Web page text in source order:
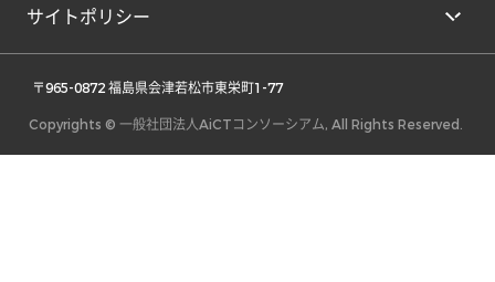
サイトポリシー
〒965-0872 福島県会津若松市東栄町1-77
Copyrights © 一般社団法人AiCTコンソーシアム, All Rights Reserved.